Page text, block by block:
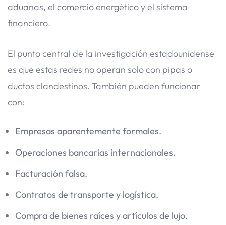
aduanas, el comercio energético y el sistema
financiero.
El punto central de la investigación estadounidense
es que estas redes no operan solo con pipas o
ductos clandestinos. También pueden funcionar
con:
Empresas aparentemente formales.
Operaciones bancarias internacionales.
Facturación falsa.
Contratos de transporte y logística.
Compra de bienes raíces y artículos de lujo.